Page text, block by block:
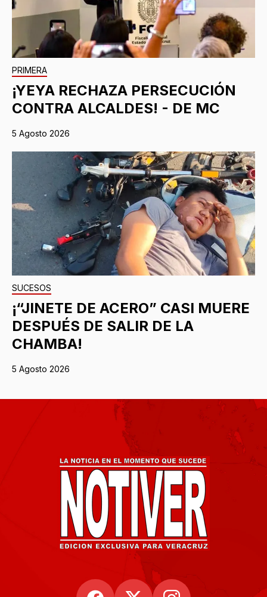
PRIMERA
¡YEYA RECHAZA PERSECUCIÓN
CONTRA ALCALDES! - DE MC
5 Agosto 2026
SUCESOS
¡“JINETE DE ACERO” CASI MUERE
DESPUÉS DE SALIR DE LA
CHAMBA!
5 Agosto 2026